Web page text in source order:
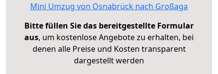
Mini Umzug von Osnabrück nach Großaga
Bitte füllen Sie das bereitgestellte Formular
aus, um kostenlose Angebote zu erhalten, bei
denen alle Preise und Kosten transparent
dargestellt werden